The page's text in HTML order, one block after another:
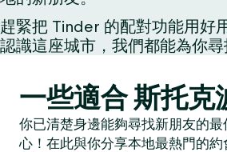
趕緊把 Tinder 的配對功能用好
認識這座城市，我們都能為你
一些適合 斯托克
你已清楚身邊能夠尋找新朋友的
心！在此與你分享本地最熱門的約